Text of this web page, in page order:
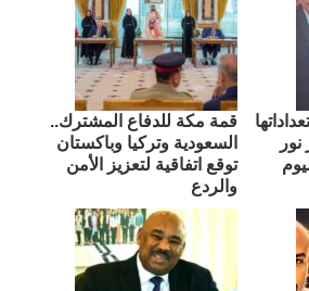
قمة مكة للدفاع المشترك..
السعودية وتركيا وباكستان
توقع اتفاقية لتعزيز الأمن
والردع